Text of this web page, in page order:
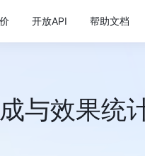
开放API 帮助文档
与效果统